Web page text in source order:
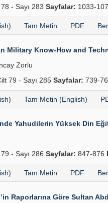
- Sayı 283 Sayfalar: 1033-
Tam Metin PDF
Military Know-How and
Zorlu
79 - Sayı 285 Sayfalar: 739-
Tam Metin (English)
Yahudilerin Yüksek Din
- Sayı 286 Sayfalar: 847-876
Tam Metin PDF
Raporlarına Göre Sultan